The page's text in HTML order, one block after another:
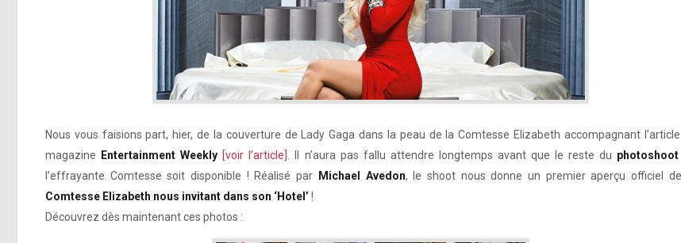
Nous vous faisions part, hier, de la couverture de Lady Gaga dans la peau de la Comtesse Elizabeth accompagnant
magazine
Entertainment Weekly [voir l’article] . Il n’aura pas fallu attendre longtemps avant que le reste du photoshoot
l’effrayante Comtesse soit disponible ! Réalisé par
Michael Avedon, le shoot nous donne un premier aperçu officiel de
Comtesse Elizabeth nous invitant dans son ‘Hotel’ !
Découvrez dès maintenant ces photos :